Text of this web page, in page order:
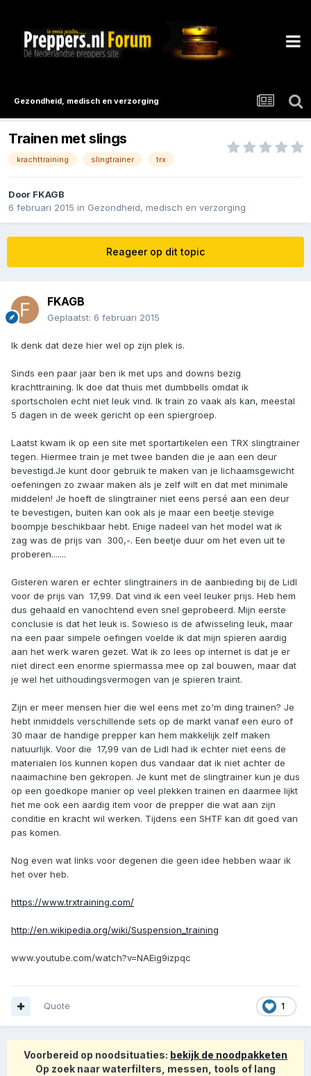
Gezondheid, medisch en verzorging
Trainen met slings
krachttraining slingtrainer trx
Door FKAGB
6 februari 2015 in Gezondheid, medisch en verzorging
Reageer op dit topic
FKAGB
Geplaatst: 6 februari 2015
Ik denk dat deze hier wel op zijn plek is.
Sinds een paar jaar ben ik met ups and downs bezig
krachttraining. Ik doe dat thuis met dumbbells omdat ik
sportscholen echt niet leuk vind. Ik train zo vaak als kan, meestal
5 dagen in de week gericht op een spiergroep.
Laatst kwam ik op een site met sportartikelen een TRX slingtrainer
tegen. Hiermee train je met twee banden die je aan een deur
bevestigd.Je kunt door gebruik te maken van je lichaamsgewicht
oefeningen zo zwaar maken als je zelf wilt en dat met minimale
middelen! Je hoeft de slingtrainer niet eens persé aan een deur
te bevestigen, buiten kan ook als je maar een beetje stevige
boompje beschikbaar hebt. Enige nadeel van het model wat ik
zag was de prijs van  300,-. Een beetje duur om het even uit te
proberen.......
Gisteren waren er echter slingtrainers in de aanbieding bij de Lidl
voor de prijs van  17,99. Dat vind ik een veel leuker prijs. Heb hem
dus gehaald en vanochtend even snel geprobeerd. Mijn eerste
conclusie is dat het leuk is. Sowieso is de afwisseling leuk, maar
na een paar simpele oefingen voelde ik dat mijn spieren aardig
aan het werk waren gezet. Wat ik zo lees op internet is dat je er
niet direct een enorme spiermassa mee op zal bouwen, maar dat
je wel het uithoudingsvermogen van je spieren traint.
Zijn er meer mensen hier die wel eens met zo'm ding trainen? Je
hebt inmiddels verschillende sets op de markt vanaf een euro of
30 maar de handige prepper kan hem makkelijk zelf maken
natuurlijk. Voor die  17,99 van de Lidl had ik echter niet eens de
materialen los kunnen kopen dus vandaar dat ik niet achter de
naaimachine ben gekropen. Je kunt met de slingtrainer kun je dus
op een goedkope manier op veel plekken trainen en daarmee lijkt
het me ook een aardig item voor de prepper die wat aan zijn
conditie en kracht wil werken. Tijdens een SHTF kan dit goed van
pas komen.
Nog even wat links voor degenen die geen idee hebben waar ik
het over heb.
https://www.trxtraining.com/
http://en.wikipedia.org/wiki/Suspension_training
www.youtube.com/watch?v=NAEig9izpqc
1
Quote
Voorbereid op noodsituaties: bekijk de noodpakketen
Op zoek naar waterfilters, messen, tools of lang